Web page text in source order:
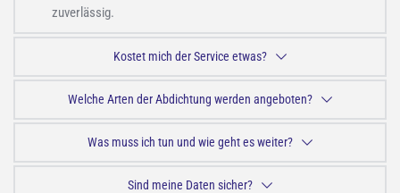
zuverlässig.
Kostet mich der Service etwas?
Nein. Unser Vermittlungsservice ist komplett kostenlos und
Welche Arten der Abdichtung werden angeboten?
Da wir ein Vermittlungsportal sind, haben wir uns nicht auf eine Art
können unsere Fachfirmen einschätzen, ob sie passende Lösungen
Was muss ich tun und wie geht es weiter?
Beantworten Sie einfach unseren kurzen Fragebogen
Sind meine Daten sicher?